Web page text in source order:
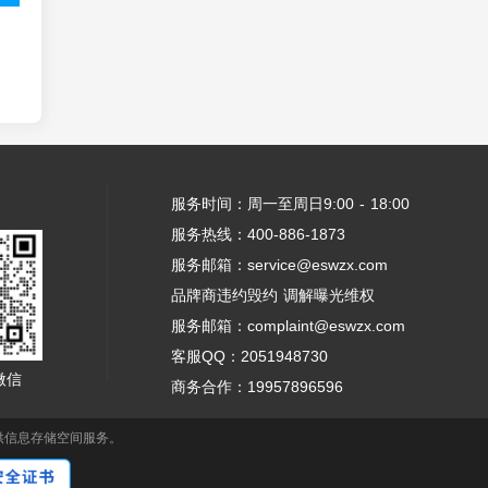
信
服务时间：周一至周日9:00 - 18:00
服务热线：400-886-1873
服务邮箱：service@eswzx.com
品牌商违约毁约 调解曝光维权
服务邮箱：complaint@eswzx.com
客服QQ：2051948730
商务合作：19957896596
息存储空间服务。